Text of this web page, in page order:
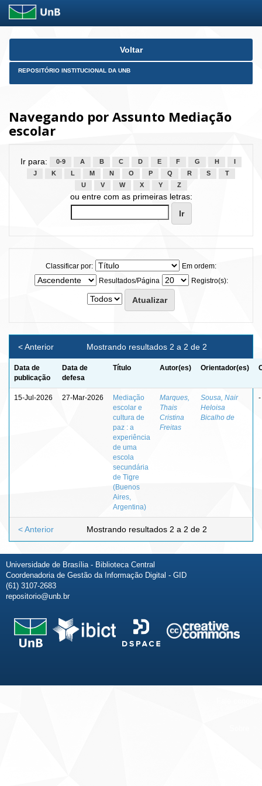
Skip
Voltar
REPOSITÓRIO INSTITUCIONAL DA UNB
Navegando por Assunto Mediação
escolar
Ir para: 0-9 A B C D E F G H
J
K L M N O P Q R S
T
U
V W X Y Z
ou entre com as primeiras letras:
Classificar por:
Em ordem:
Resultados/Página
Registro(s):
Mostrando resultados 2 a 2 de 2
< Anterior
Data de
publicação
Data de
defesa
Título Autor(es) Orientador(es)
15-Jul-2026 27-Mar-2026
Mediação
escolar e
cultura de
paz : a
experiência
de uma
escola
secundária
de Tigre
(Buenos
Aires,
Argentina)
Marques,
Thais
Cristina
Freitas
Sousa, Nair
Heloisa
Bicalho de
-
Mostrando resultados 2 a 2 de 2
< Anterior
Universidade de Brasília - Biblioteca Central
Coordenadoria de Gestão da Informação Digital - GID
(61) 3107-2683
repositorio@unb.br